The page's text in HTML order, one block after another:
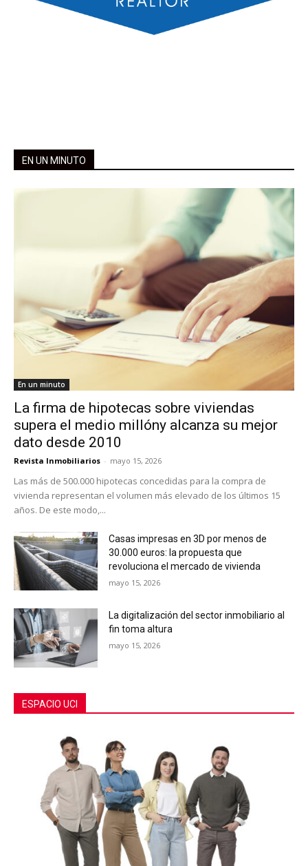
EN UN MINUTO
En un minuto
La firma de hipotecas sobre viviendas
supera el medio millóny alcanza su mejor
dato desde 2010
Revista Inmobiliarios - mayo 15, 2026
Las más de 500.000 hipotecas concedidas para la compra de
vivienda representan el volumen más elevado de los últimos 15
años. De este modo,...
Casas impresas en 3D por menos de
30.000 euros: la propuesta que
revoluciona el mercado de vivienda
mayo 15, 2026
La digitalización del sector inmobiliario al
fin toma altura
mayo 15, 2026
ESPACIO UCI